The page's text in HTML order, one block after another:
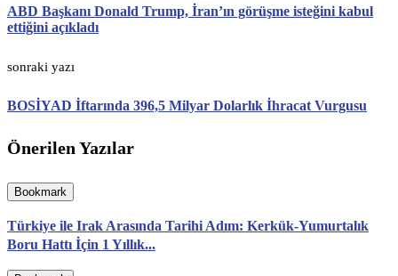
ABD Başkanı Donald Trump, İran’ın görüşme isteğini kabul
ettiğini açıkladı
sonraki yazı
BOSİYAD İftarında 396,5 Milyar Dolarlık İhracat Vurgusu
Önerilen Yazılar
Bookmark
Türkiye ile Irak Arasında Tarihi Adım: Kerkük-Yumurtalık
Boru Hattı İçin 1 Yıllık...